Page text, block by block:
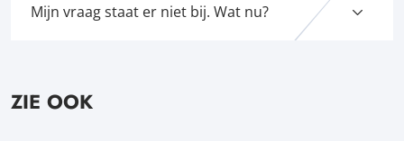
Mijn vraag staat er niet bij. Wat nu?
ZIE OOK